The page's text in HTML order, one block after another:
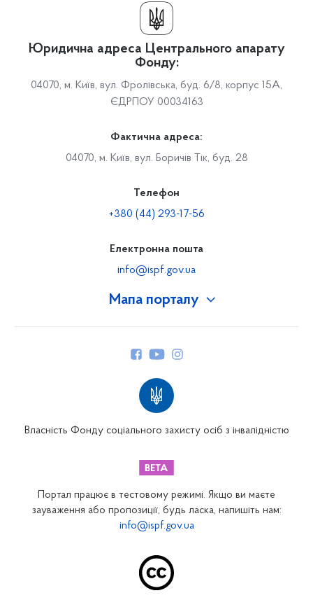
Мапа порталу
Закарпатське відділення
Запорізьке відділення
Юридична адреса Центрального апарату
Фонду:
04070, м. Київ, вул. Фролівська, буд. 6/8, корпус 15А,
ЄДРПОУ 00034163
Фактична адреса:
04070, м. Київ, вул. Боричів Тік, буд. 28
Телефон
+380 (44) 293-17-56
Електронна пошта
info@ispf.gov.ua
Власність Фонду соціального захисту осіб з інвалідністю
Портал працює в тестовому режимі. Якщо ви маєте
зауваження або пропозиції, будь ласка, напишіть нам:
info@ispf.gov.ua